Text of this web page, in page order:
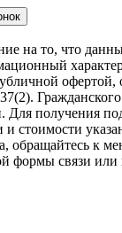
на то, что
офертой,
Гражданского
Для получения
стоимости
обращайтесь к
формы связи или